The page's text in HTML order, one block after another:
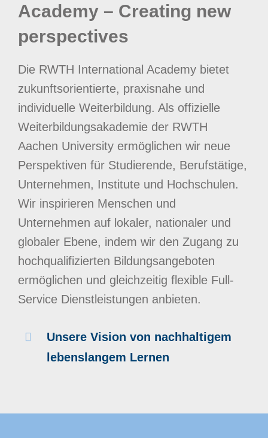
Academy – Creating new
perspectives
Die RWTH International Academy bietet
zukunftsorientierte, praxisnahe und
individuelle Weiterbildung. Als offizielle
Weiterbildungsakademie der RWTH
Aachen University ermöglichen wir neue
Perspektiven für Studierende, Berufstätige,
Unternehmen, Institute und Hochschulen.
Wir inspirieren Menschen und
Unternehmen auf lokaler, nationaler und
globaler Ebene, indem wir den Zugang zu
hochqualifizierten Bildungsangeboten
ermöglichen und gleichzeitig flexible Full-
Service Dienstleistungen anbieten.
Unsere Vision von nachhaltigem
lebenslangem Lernen